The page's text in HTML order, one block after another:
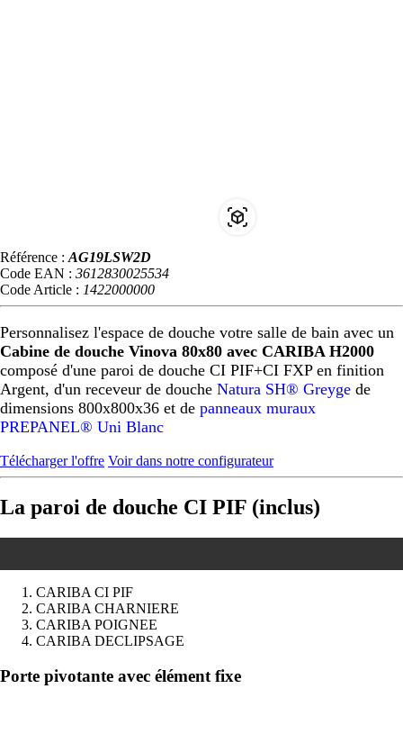
Référence : AG19LSW2D
Code EAN : 3612830025534
Code Article : 1422000000
Personnalisez l'espace de douche votre salle de bain avec un
Cabine de douche Vinova 80x80 avec CARIBA H2000
composé d'une paroi de douche CI PIF+CI FXP en finition
Argent, d'un receveur de douche Natura SH® Greyge de
dimensions 800x800x36 et de panneaux muraux
PREPANEL® Uni Blanc
Télécharger l'offre Voir dans notre configurateur
La paroi de douche CI PIF (inclus)
CARIBA CI PIF
CARIBA CHARNIERE
CARIBA POIGNEE
CARIBA DECLIPSAGE
Précédent
Suivant
Porte pivotante avec élément fixe